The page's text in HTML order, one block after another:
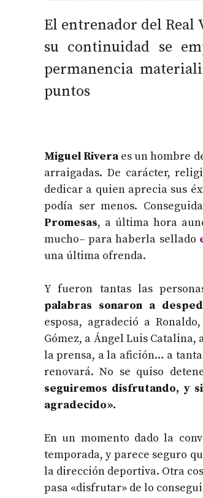
El entrenador del Real
su continuidad se
permanencia
puntos
Miguel Rivera es un hombre
arraigadas. De carácter,
dedicar a quien aprecia sus
podía ser menos.
Promesas, a última hora
mucho– para haberla sellado
una última ofrenda.
Y fueron tantas las
palabras sonaron a
esposa, agradeció a
Gómez, a Ángel Luis
la prensa, a la afición… a
renovará. No se quiso
seguiremos disfrutando, y
agradecido».
En un momento dado la
temporada, y parece seguro
la dirección deportiva. Otra
pasa «disfrutar» de lo